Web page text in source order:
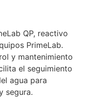
QP, reactivo
PrimeLab.
y mantenimiento
el seguimiento
agua para
segura.